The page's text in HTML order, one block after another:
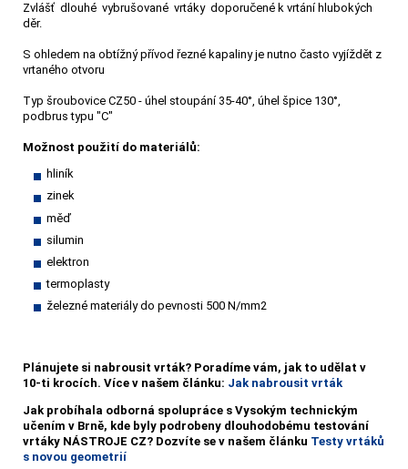
Zvlášť dlouhé vybrušované vrtáky doporučené k vrtání hlubokých
děr.
S ohledem na obtížný přívod řezné kapaliny je nutno často vyjíždět z
vrtaného otvoru
Typ šroubovice CZ50 - úhel stoupání 35-40°, úhel špice 130°,
podbrus typu "C"
Možnost použití do materiálů:
hliník
zinek
měď
silumin
elektron
termoplasty
železné materiály do pevnosti 500 N/mm2
Plánujete si nabrousit vrták? Poradíme vám, jak to udělat v
10-ti krocích. Více v našem článku: Jak nabrousit vrták
Jak probíhala odborná spolupráce s Vysokým technickým
učením v Brně, kde byly podrobeny dlouhodobému testování
vrtáky NÁSTROJE CZ? Dozvíte se v našem článku Testy vrtáků
s novou geometrií